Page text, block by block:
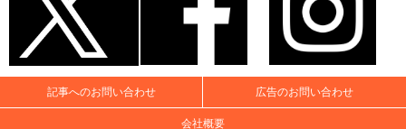
記事へのお問い合わせ 広告のお問い合わせ
会社概要